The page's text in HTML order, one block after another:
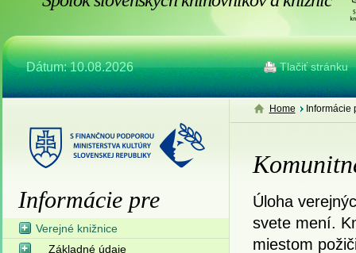
Dátum: 10.08.2026 Tlačiť stránku
Home Informácie
Úloha
svete mení.
miestom
Informácie pre
Verejné knižnice
Základné údaje